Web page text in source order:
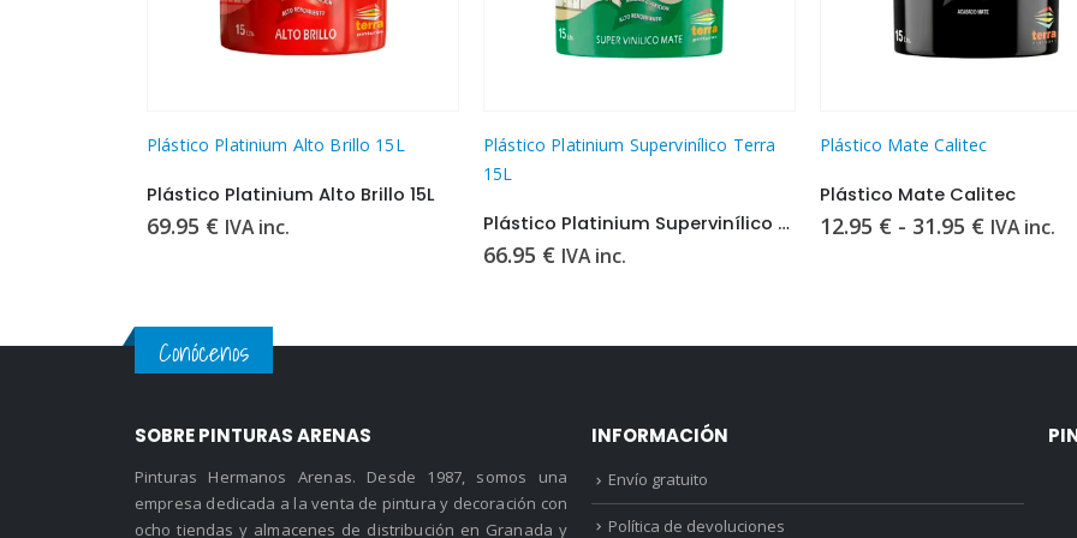
Plástico Platinium Alto Brillo 15L
Plástico Platinium Alto Brillo 15L
69.95 € IVA inc.
Plástico Platinium Supervinílico Terra
15L
Plástico Platinium Supervinílico Terra 15L
66.95 € IVA inc.
Plástico Mate Calitec
Plástico Mate Calitec
12.95 € - 31.95 €Rango
31.95 €
IVA inc.
Conócenos
SOBRE PINTURAS ARENAS
Pinturas Hermanos Arenas. Desde 1987, somos una
empresa dedicada a la venta de pintura y decoración con
ocho tiendas y almacenes de distribución en Granada y
INFORMACIÓN
Envío gratuito
Política de devoluciones